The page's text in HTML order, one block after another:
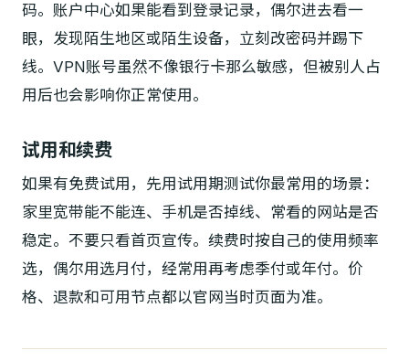
码。账户中心如果能看到登录记录，偶尔进去看一
眼，发现陌生地区或陌生设备，立刻改密码并踢下
线。VPN账号虽然不像银行卡那么敏感，但被别人占
用后也会影响你正常使用。
试用和续费
如果有免费试用，先用试用期测试你最常用的场景：
家里宽带能不能连、手机是否掉线、常看的网站是否
稳定。不要只看首页宣传。续费时按自己的使用频率
选，偶尔用选月付，经常用再考虑季付或年付。价
格、退款和可用节点都以官网当时页面为准。